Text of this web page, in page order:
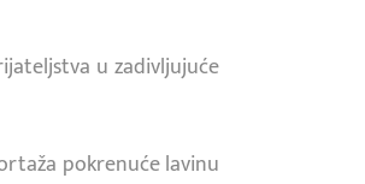
u zadivljujuće
pokrenuće lavinu